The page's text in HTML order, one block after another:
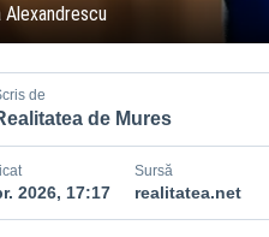
Alexandrescu
de
de Mures
2026, 17:17
Sursă
realitatea.net